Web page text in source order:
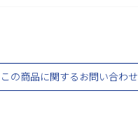
この商品に関するお問い合わせ